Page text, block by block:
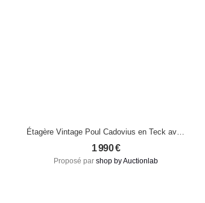
Étagère Vintage Poul Cadovius en Teck avec
Accents en Mélamine Bleu Nuit – Circa 1968
1 990€
Proposé par shop by Auctionlab